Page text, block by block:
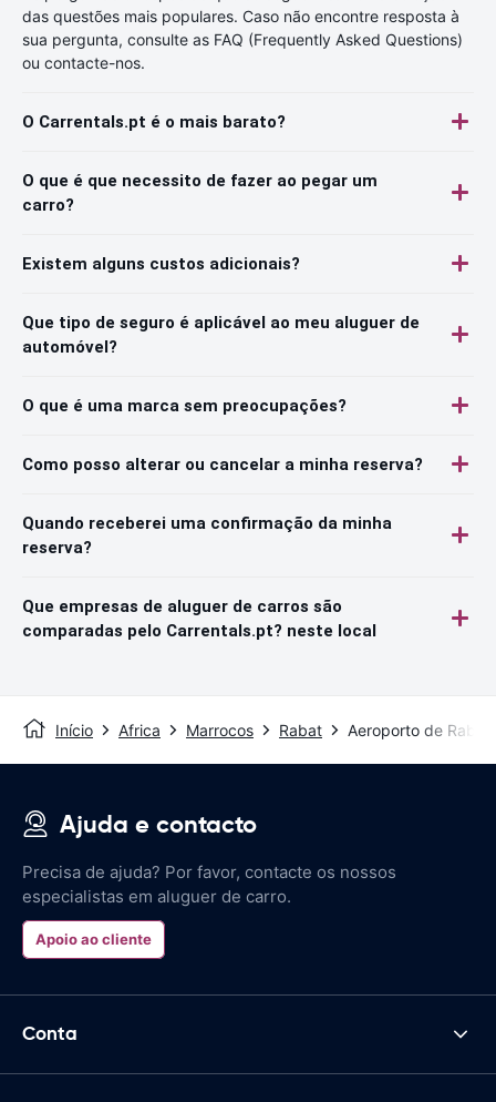
das questões mais populares. Caso não encontre resposta à
sua pergunta, consulte as FAQ (Frequently Asked Questions)
ou contacte-nos.
O Carrentals.pt é o mais barato?
O que é que necessito de fazer ao pegar um
carro?
Existem alguns custos adicionais?
Que tipo de seguro é aplicável ao meu aluguer de
automóvel?
O que é uma marca sem preocupações?
Como posso alterar ou cancelar a minha reserva?
Quando receberei uma confirmação da minha
reserva?
Que empresas de aluguer de carros são
comparadas pelo Carrentals.pt? neste local
Início Africa Marrocos Rabat Aeroporto de Rabat
Ajuda e contacto
Precisa de ajuda? Por favor, contacte os nossos
especialistas em aluguer de carro.
Apoio ao cliente
Conta